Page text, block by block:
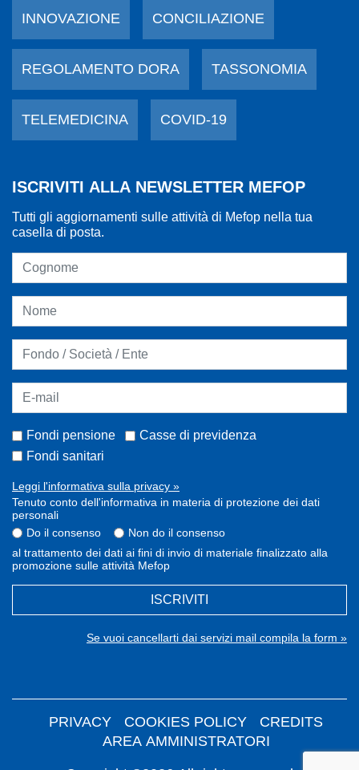
INNOVAZIONE CONCILIAZIONE
REGOLAMENTO DORA TASSONOMIA
TELEMEDICINA COVID-19
ISCRIVITI ALLA NEWSLETTER MEFOP
Tutti gli aggiornamenti sulle attività di Mefop nella tua
casella di posta.
Fondi pensione
Casse di previdenza
Fondi sanitari
Leggi l'informativa sulla privacy »
Tenuto conto dell'informativa in materia di protezione dei dati
personali
Do il consenso
Non do il consenso
al trattamento dei dati ai fini di invio di materiale finalizzato alla
promozione sulle attività Mefop
ISCRIVITI
Se vuoi cancellarti dai servizi mail compila la form »
PRIVACY COOKIES POLICY
CREDITS
AREA AMMINISTRATORI